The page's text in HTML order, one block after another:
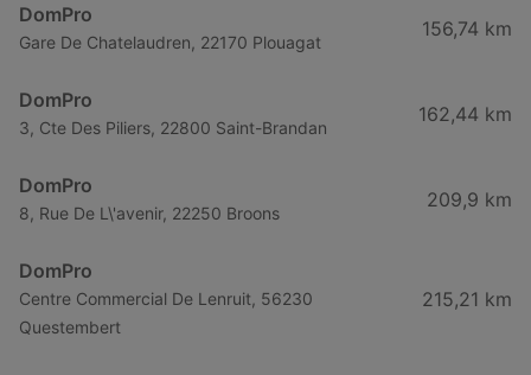
DomPro
Gare De Chatelaudren, 22170 Plouagat
156,74 km
DomPro
3, Cte Des Piliers, 22800 Saint-Brandan
162,44 km
DomPro
8, Rue De L\'avenir, 22250 Broons
209,9 km
DomPro
Centre Commercial De Lenruit, 56230
Questembert
215,21 km